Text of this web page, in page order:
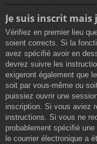
Je suis inscrit mais
Vérifiez en premier lieu
soient corrects. Si la
avez spécifié avoir en
devrez suivre les
exigeront également que
soit par vous-même ou
puissiez ouvrir une
inscription. Si vous aviez
instructions. Si vous ne
probablement spécifié
le courrier électronique a